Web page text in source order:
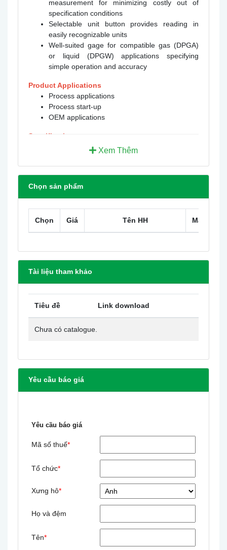
measurement for minimizing costly out of
specification conditions
Selectable unit button provides reading in
easily recognizable units
Well-suited gage for compatible gas (DPGA)
or liquid (DPGW) applications specifying
simple operation and accuracy
Product Applications
Process applications
Process start-up
OEM applications
Specifications
Service: DPGA: air and compatible gases;
Wetted Materials: DPGA: 316L SS, silicone
Housing Materials: ABS plastic.
Accuracy: ±1.0% F.S. (Includes linearity,
hysteresis, repeatability.)
Pressure Limits: 2X pressure range. Vacuum
range max. pressure is 30 psig.
Thermal Effect: 0.05% FS/°F.
Process Connection: 1/4" male NPT.
Display: 4-digit LCD (.425" H x .234" W digits).
Power Requirements: 9 V alkaline battery,
included, user replaceable.
Auto Shut-Off: 20 minute auto shut-off.
Weight: 5.6 oz (160 g).
Xem Thêm
Chọn sản phẩm
Chọn Giá Tên HH Mã HH
Tài liệu tham khảo
Tiêu đề Link download
Chưa có catalogue.
Yêu cầu báo giá
Yêu cầu báo giá
Mã số thuế*
Tổ chức*
Xưng hô*
Họ và đệm
Tên*